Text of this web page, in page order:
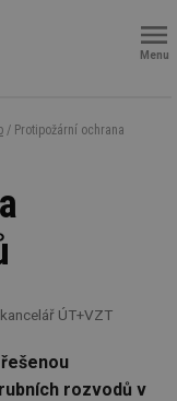
Menu
/ Protipožární ochrana
ÚT+VZT
rozvodů v